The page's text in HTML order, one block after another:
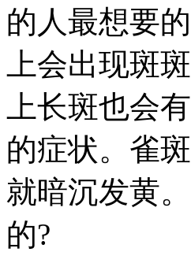
的人最想要
上会出现斑
上长斑也会
的症状。雀
就暗沉发黄
的?